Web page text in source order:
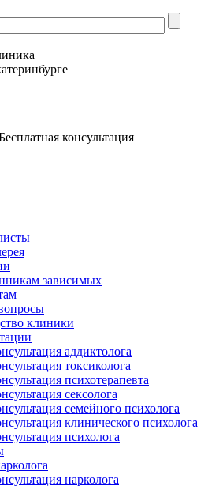
консультация
зависимых
клиники
аддиктолога
токсиколога
психотерапевта
сексолога
семейного психолога
клинического психолога
психолога
нарколога